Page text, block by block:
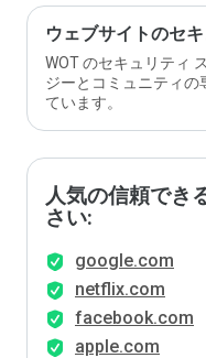
ウェブサイトのセ
WOT のセキュリティ
ジーとコミュニティの
ています。
人気の信頼でき
さい:
google.com
netflix.com
facebook.com
apple.com
価し
ます
か？